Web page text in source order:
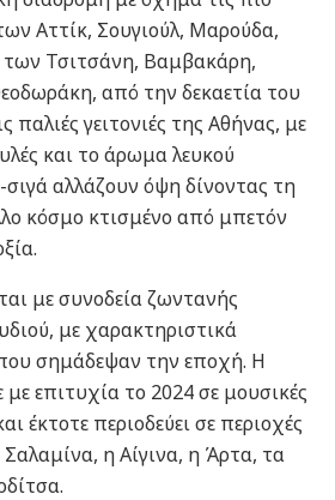
Αττίκ, Σουγιούλ, Μαρούδα,
των Τσιτσάνη, Βαμβακάρη,
από την δεκαετία του
παλιές γειτονιές της Αθήνας, με
και το άρωμα λευκού
σιγά αλλάζουν όψη δίνοντας τη
κόσμο κτισμένο από μπετόν
με συνοδεία ζωντανής
με χαρακτηριστικά
σημάδεψαν την εποχή. Η
επιτυχία το 2024 σε μουσικές
έκτοτε περιοδεύει σε περιοχές
η Αίγινα, η Άρτα, τα